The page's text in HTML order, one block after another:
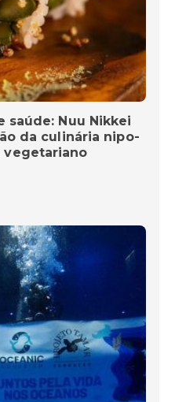
saúde: Nuu Nikkei
da culinária nipo-
vegetariano